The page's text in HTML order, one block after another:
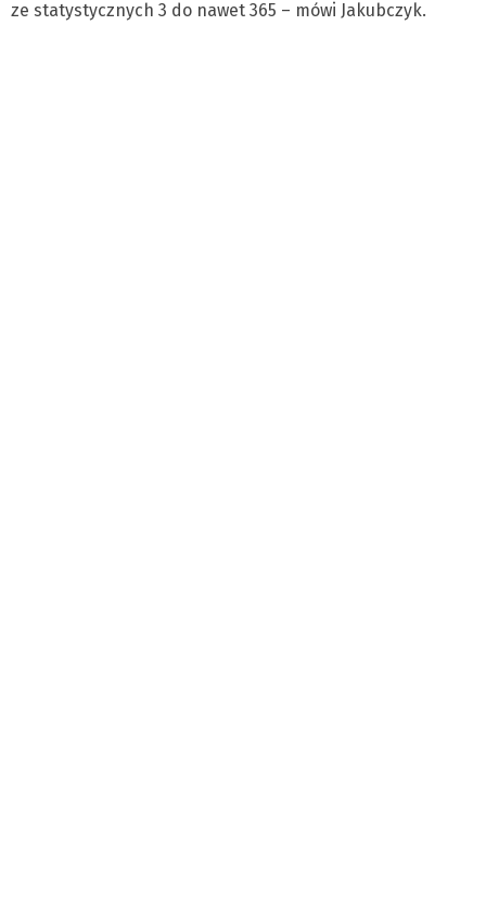
ze statystycznych 3 do nawet 365 – mówi Jakubczyk.